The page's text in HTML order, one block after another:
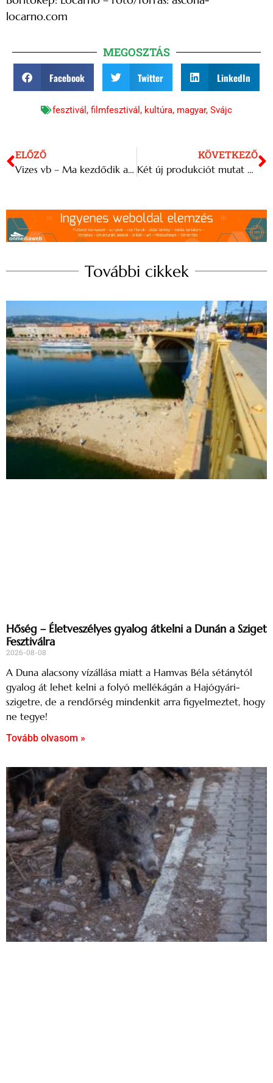
locarno.com
MEGOSZTÁS
Facebook Twitter LinkedIn
fesztivál , filmfesztivál , kultúra, magyar, Svájc
ELŐZŐ
Vizes vb – Ma kezdődik a több mint háromhetes viadal
KÖVETKEZŐ
Két új produkciót mutat be a Szegedi Kortárs Balett a következő évadban
További cikkek
Hőség – Életveszélyes gyalog átkelni a Dunán a Sziget
Fesztiválra
2026-08-08
A Duna alacsony vízállása miatt a Hamvas Béla sétánytól
gyalog át lehet kelni a folyó mellékágán a Hajógyári-
szigetre, de a rendőrség mindenkit arra figyelmeztet, hogy
ne tegye!
Tovább olvasom »